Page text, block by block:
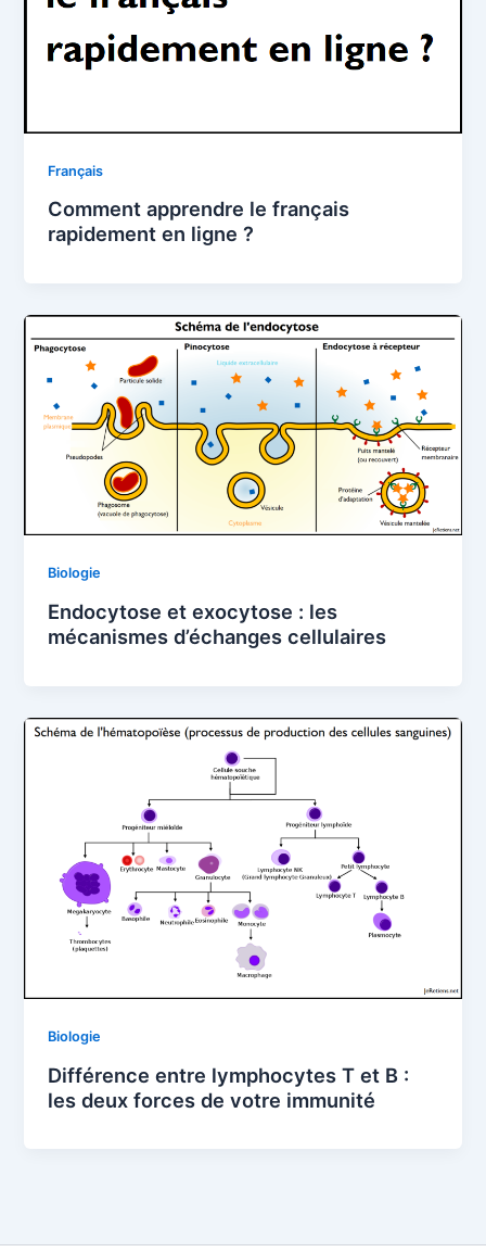
Français
Comment apprendre le français
rapidement en ligne ?
Biologie
Endocytose et exocytose : les
mécanismes d’échanges cellulaires
Biologie
Différence entre lymphocytes T et B :
les deux forces de votre immunité